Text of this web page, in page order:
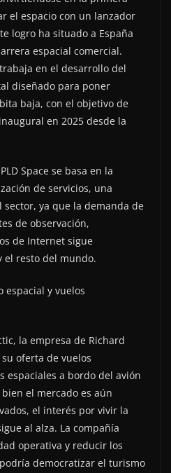
el espacio con un lanzador
logro ha situado a España
espacial comercial.
en el desarrollo del
diseñado para poner
baja, con el objetivo de
en 2025 desde la
Space se basa en la
de servicios, una
ya que la demanda de
de observación,
de Internet sigue
el resto del mundo.
y vuelos
la empresa de Richard
oferta de vuelos
espaciales a bordo del avión
el mercado es aún
el interés por vivir la
al alza. La compañía
operativa y reducir los
democratizar el turismo